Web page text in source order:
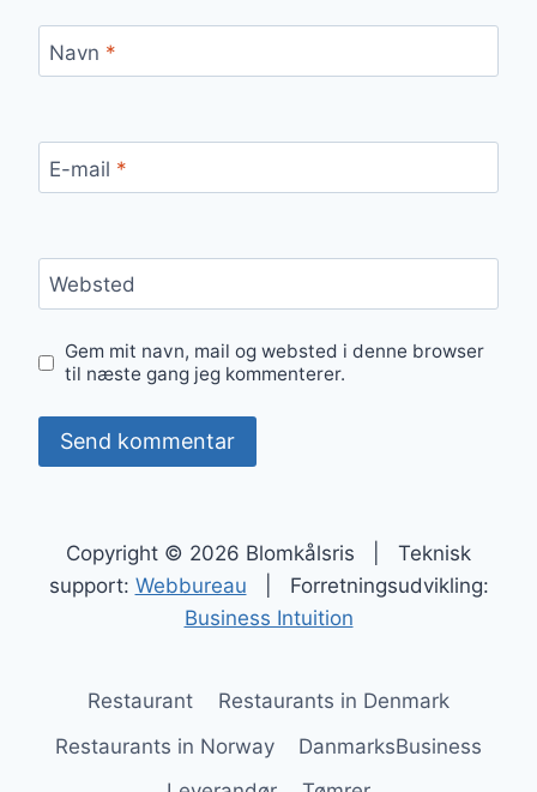
Navn *
E-mail *
Websted
Gem mit navn, mail og websted i denne browser
til næste gang jeg kommenterer.
Copyright © 2026 Blomkålsris | Teknisk
support: Webbureau | Forretningsudvikling:
Business Intuition
Restaurant
Restaurants in Denmark
Restaurants in Norway
DanmarksBusiness